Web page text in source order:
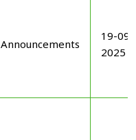
Announcements
19-09-
2025